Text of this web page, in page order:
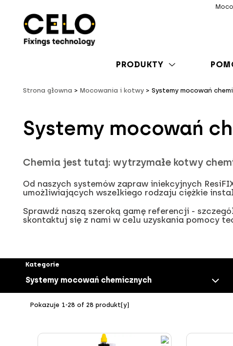
PRODUKTY
Strona głowna Mocowania i kotwy Systemy mocowań
Systemy mocowań
Chemia jest tutaj: wytrzymałe kotwy
Od naszych systemów zapraw iniekcyjnych
umożliwiających wszelkiego rodzaju ciężkie
Sprawdź naszą szeroką gamę referencji -
skontaktuj się z nami w celu uzyskania pomocy
Kategorie
Systemy mocowań chemicznych
Pokazuje 1-28 of 28 produkt(y)